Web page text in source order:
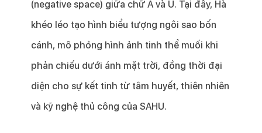
(negative space) giữa chữ A và U. Tại đây, Hà
khéo léo tạo hình biểu tượng ngôi sao bốn
cánh, mô phỏng hình ảnh tinh thể muối khi
phản chiếu dưới ánh mặt trời, đồng thời đại
diện cho sự kết tinh từ tâm huyết, thiên nhiên
và kỹ nghệ thủ công của SAHU.